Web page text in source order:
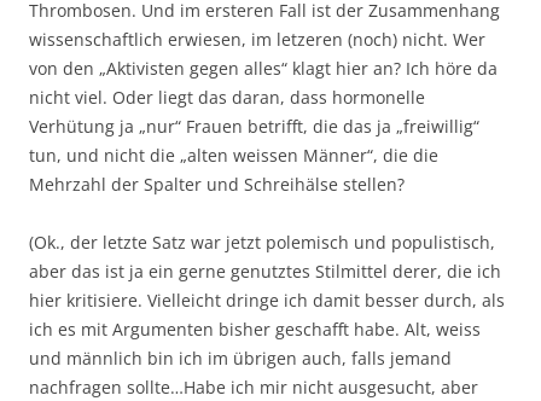
Thrombosen. Und im ersteren Fall ist der Zusammenhang
wissenschaftlich erwiesen, im letzeren (noch) nicht. Wer
von den „Aktivisten gegen alles“ klagt hier an? Ich höre da
nicht viel. Oder liegt das daran, dass hormonelle
Verhütung ja „nur“ Frauen betrifft, die das ja „freiwillig“
tun, und nicht die „alten weissen Männer“, die die
Mehrzahl der Spalter und Schreihälse stellen?
(Ok., der letzte Satz war jetzt polemisch und populistisch,
aber das ist ja ein gerne genutztes Stilmittel derer, die ich
hier kritisiere. Vielleicht dringe ich damit besser durch, als
ich es mit Argumenten bisher geschafft habe. Alt, weiss
und männlich bin ich im übrigen auch, falls jemand
nachfragen sollte…Habe ich mir nicht ausgesucht, aber